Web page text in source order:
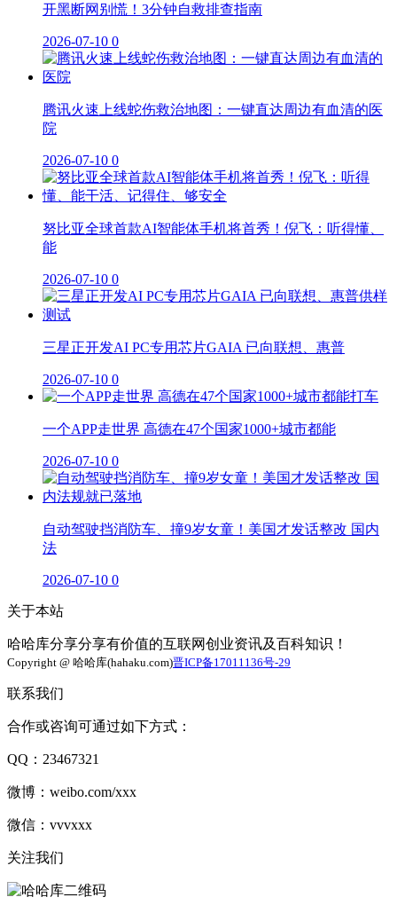
开黑断网别慌！3分钟自救排查指南
2026-07-10 0
腾讯火速上线蛇伤救治地图：一键直达周边有血清的医
院
2026-07-10 0
努比亚全球首款AI智能体手机将首秀！倪飞：听得懂、
能
2026-07-10 0
三星正开发AI PC专用芯片GAIA 已向联想、惠普
2026-07-10 0
一个APP走世界 高德在47个国家1000+城市都能
2026-07-10 0
自动驾驶挡消防车、撞9岁女童！美国才发话整改 国内
法
2026-07-10 0
关于本站
哈哈库分享分享有价值的互联网创业资讯及百科知识！
Copyright @ 哈哈库(hahaku.com)晋ICP备17011136号-29
联系我们
合作或咨询可通过如下方式：
QQ：23467321
微博：weibo.com/xxx
微信：vvvxxx
关注我们